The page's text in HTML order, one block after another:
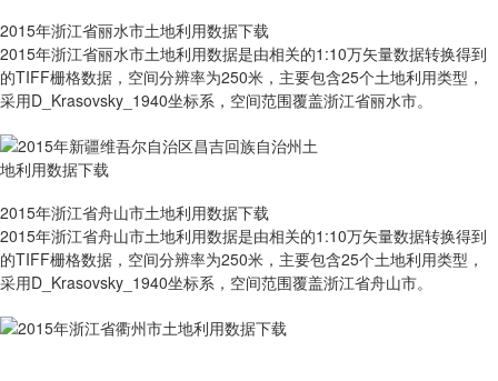
2015年浙江省丽水市土地利用数据下载
2015年浙江省丽水市土地利用数据是由相关的1:10万矢量数据转换得到
的TIFF栅格数据，空间分辨率为250米，主要包含25个土地利用类型，
采用D_Krasovsky_1940坐标系，空间范围覆盖浙江省丽水市。
2015年浙江省舟山市土地利用数据下载
2015年浙江省舟山市土地利用数据是由相关的1:10万矢量数据转换得到
的TIFF栅格数据，空间分辨率为250米，主要包含25个土地利用类型，
采用D_Krasovsky_1940坐标系，空间范围覆盖浙江省舟山市。